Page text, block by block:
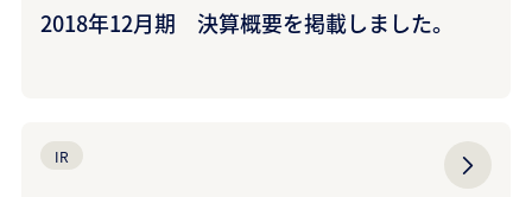
2018年12月期 決算概要を掲載しました。
IR